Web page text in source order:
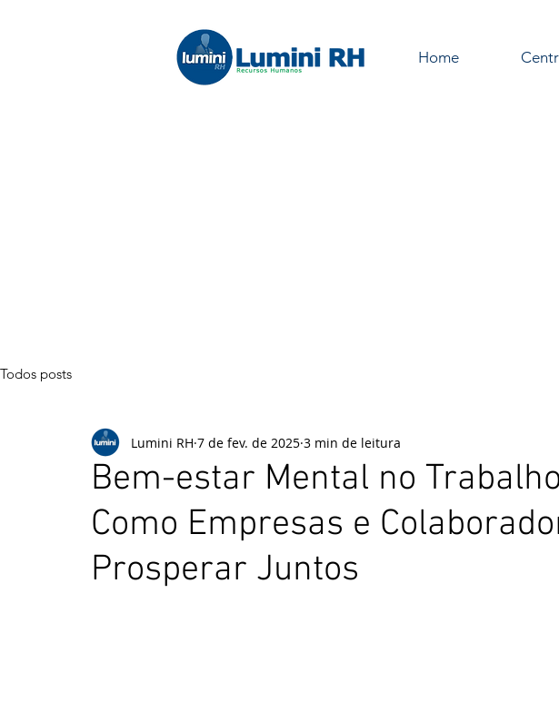
Home
Todos posts
Bem-estar Mental no
Como Empresas e
Prosperar Juntos
Lumini RH 7 de fev. de 2025 3 min de leitura